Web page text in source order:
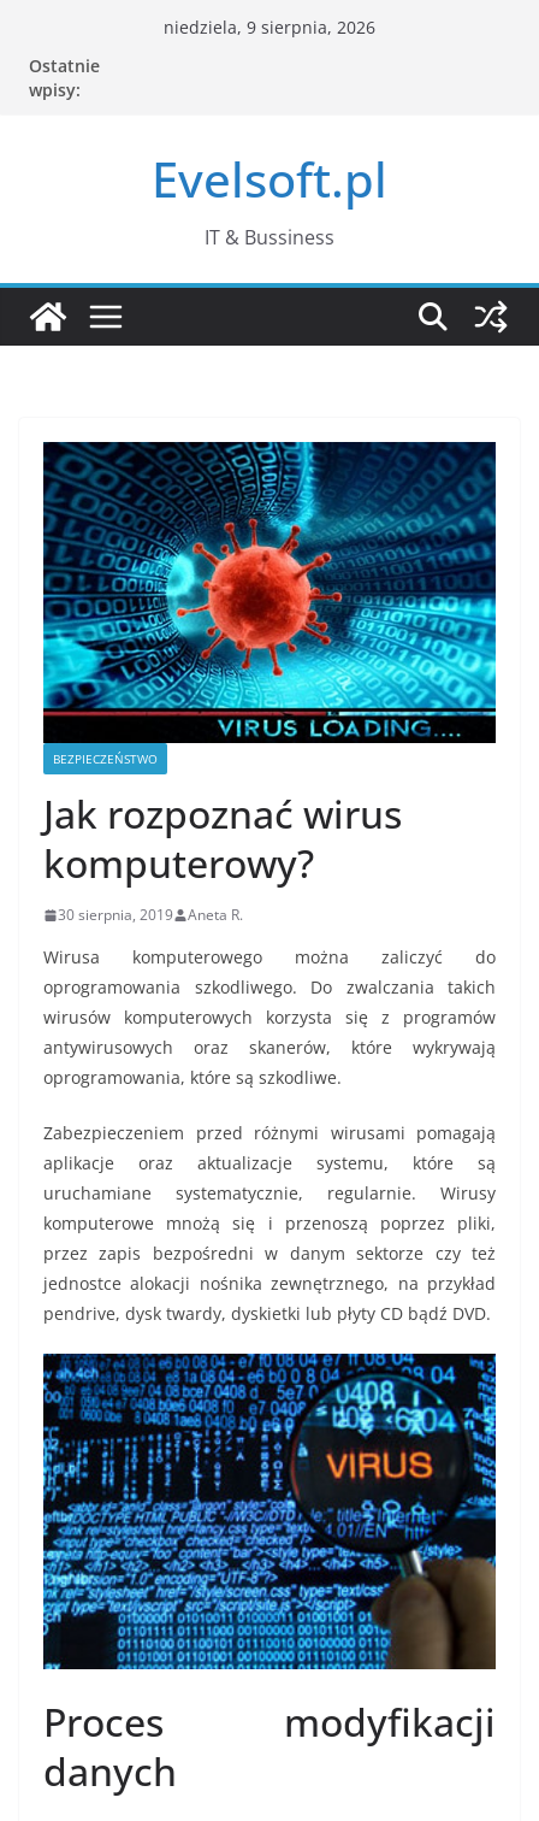
treści
niedziela, 9 sierpnia, 2026
Ostatnie
wpisy:
Evelsoft.pl
IT & Bussiness
BEZPIECZEŃSTWO
Jak rozpoznać wirus
komputerowy?
30 sierpnia, 2019 Aneta R.
Wirusa komputerowego można zaliczyć do
oprogramowania szkodliwego. Do zwalczania takich
wirusów komputerowych korzysta się z programów
antywirusowych oraz skanerów, które wykrywają
oprogramowania, które są szkodliwe.
Zabezpieczeniem przed różnymi wirusami pomagają
aplikacje oraz aktualizacje systemu, które są
uruchamiane systematycznie, regularnie. Wirusy
komputerowe mnożą się i przenoszą poprzez pliki,
przez zapis bezpośredni w danym sektorze czy też
jednostce alokacji nośnika zewnętrznego, na przykład
pendrive, dysk twardy, dyskietki lub płyty CD bądź DVD.
Proces modyfikacji
danych